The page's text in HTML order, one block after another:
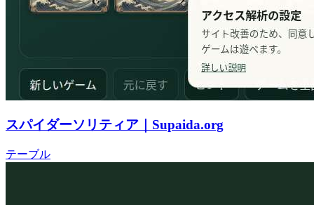
スパイダーソリティア｜Supaida.org
テーブル